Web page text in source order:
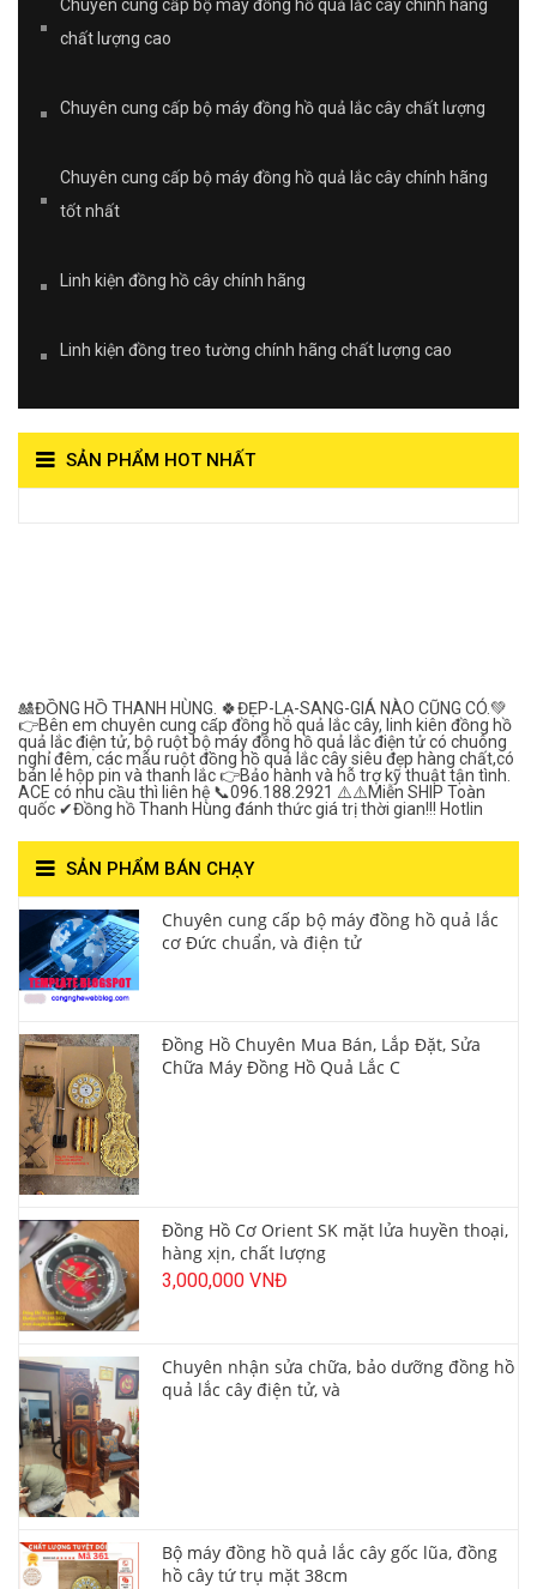
Chuyên cung cấp bộ máy đồng hồ quả lắc cây chính hãng
chất lượng cao
Chuyên cung cấp bộ máy đồng hồ quả lắc cây chất lượng
Chuyên cung cấp bộ máy đồng hồ quả lắc cây chính hãng
tốt nhất
Linh kiện đồng hồ cây chính hãng
Linh kiện đồng treo tường chính hãng chất lượng cao
SẢN PHẨM HOT NHẤT
🎎ĐỒNG HỒ THANH HÙNG. 🍀ĐẸP-LẠ-SANG-GIÁ NÀO CŨNG CÓ.💚
👉Bên em chuyên cung cấp đồng hồ quả lắc cây, linh kiên đồng hồ
quả lắc điện tử, bộ ruột bộ máy đồng hồ quả lắc điện tử có chuông
nghỉ đêm, các mẫu ruột đồng hồ quả lắc cây siêu đẹp hàng chất,có
bán lẻ hộp pin và thanh lắc 👉Bảo hành và hỗ trợ kỹ thuật tận tình.
ACE có nhu cầu thì liên hệ 📞096.188.2921 ⚠️⚠️Miễn SHIP Toàn
quốc ✔Đồng hồ Thanh Hùng đánh thức giá trị thời gian!!! Hotlin
SẢN PHẨM BÁN CHẠY
Chuyên cung cấp bộ máy đồng hồ quả lắc
cơ Đức chuẩn, và điện tử
Đồng Hồ Chuyên Mua Bán, Lắp Đặt, Sửa
Chữa Máy Đồng Hồ Quả Lắc C
Đồng Hồ Cơ Orient SK mặt lửa huyền thoại,
hàng xịn, chất lượng
3,000,000 VNĐ
Chuyên nhận sửa chữa, bảo dưỡng đồng hồ
quả lắc cây điện tử, và
Bộ máy đồng hồ quả lắc cây gốc lũa, đồng
hồ cây tứ trụ mặt 38cm